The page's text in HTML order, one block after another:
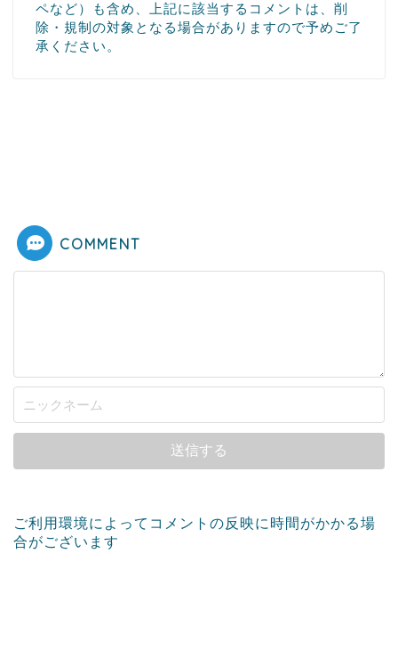
ペなど）も含め、上記に該当するコメントは、削
除・規制の対象となる場合がありますので予めご了
承ください。
COMMENT
ご利用環境によってコメントの反映に時間がかかる場
合がございます